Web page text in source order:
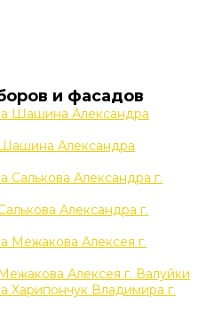
и фасадов
Александра
Александра г.
Алексея г. Валуйки